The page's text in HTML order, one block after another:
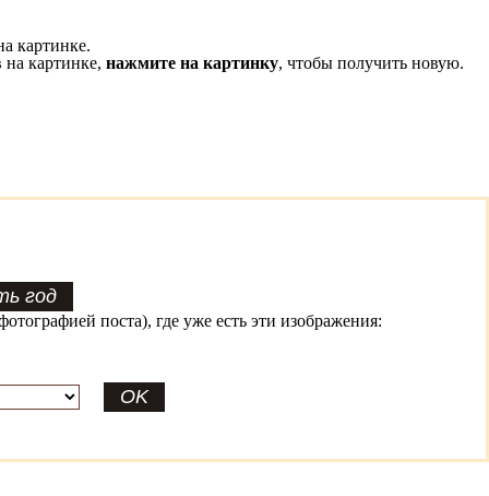
картинке.
картинке, нажмите на картинку, чтобы получить новую.
поста), где уже есть эти изображения: